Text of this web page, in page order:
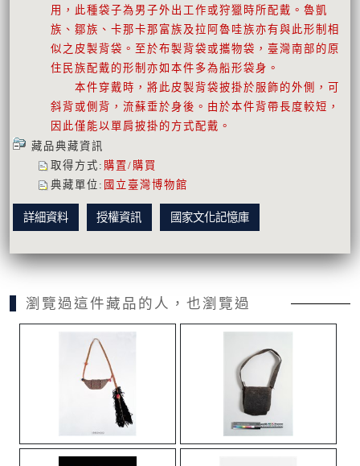
用，此種袋子為男子外出工作或狩獵時所配戴。魯凱
族、鄒族、卡那卡那富族及拉阿魯哇族亦有與此形制相
似之皮製背袋。至於布製背袋或攜物袋，臺灣南部的原
住民族配戴的形制亦如本件多為船形袋身。
本件穿戴時，將此皮製背袋披掛於服飾的外側，可
斜背或側背，流蘇垂於身後。由於本件背帶長度較短，
因此僅能以單肩披掛的方式配戴。
藏品典藏資訊
取得方式 : 購置/購買
典藏單位 : 國立臺灣博物館
詳細資料 授權資訊 國家文化記憶庫
瀏覽過這件藏品的人，也瀏覽過